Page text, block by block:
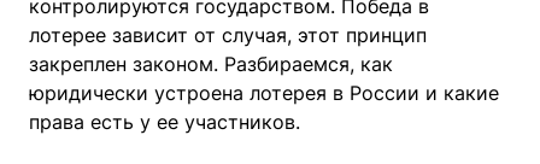
контролируются государством. Победа в
лотерее зависит от случая, этот принцип
закреплен законом. Разбираемся, как
юридически устроена лотерея в России и какие
права есть у ее участников.